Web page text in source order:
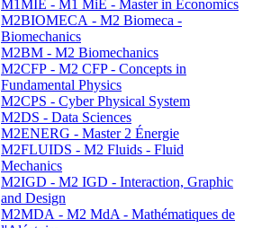
M1MIE - M1 MiE - Master in Economics
M2BIOMECA - M2 Biomeca -
Biomechanics
M2BM - M2 Biomechanics
M2CFP - M2 CFP - Concepts in
Fundamental Physics
M2CPS - Cyber Physical System
M2DS - Data Sciences
M2ENERG - Master 2 Énergie
M2FLUIDS - M2 Fluids - Fluid
Mechanics
M2IGD - M2 IGD - Interaction, Graphic
and Design
M2MDA - M2 MdA - Mathématiques de